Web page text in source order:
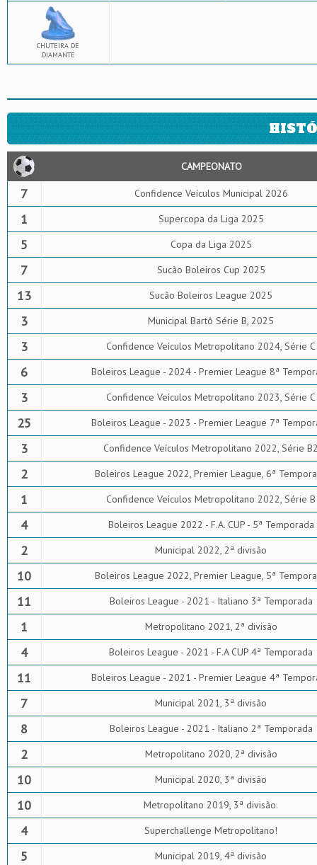
CHUTEIRA DE
DIAMANTE
CAMPEONATO
7 Confidence Veículos Municipal 2026
1 Supercopa da Liga 2025
5 Copa da Liga 2025
7 Sucão Boleiros Cup 2025
13 Sucão Boleiros League 2025
3 Municipal Bartô Série B, 2025
3 Confidence Veículos Metropolitano 2024, Série C
6 Boleiros League - 2024 - Premier League 8ª
3 Confidence Veículos Metropolitano 2023, Série C
25 Boleiros League - 2023 - Premier League 7ª
3 Confidence Veículos Metropolitano 2022, Série
2 Boleiros League 2022, Premier League, 6ª
1 Confidence Veículos Metropolitano 2022, Série B
4 Boleiros League 2022 - F.A. CUP - 5ª Temporada
2 Municipal 2022, 2ª divisão
10 Boleiros League 2022, Premier League, 5ª
11 Boleiros League - 2021 - Italiano 3ª Temporada
1 Metropolitano 2021, 2ª divisão
4 Boleiros League - 2021 - F.A CUP 4ª Temporada
11 Boleiros League - 2021 - Premier League 4ª
7 Municipal 2021, 3ª divisão
8 Boleiros League - 2021 - Italiano 2ª Temporada
2 Metropolitano 2020, 2ª divisão
10 Municipal 2020, 3ª divisão
10 Metropolitano 2019, 3ª divisão.
4 Superchallenge Metropolitano!
5 Municipal 2019, 4ª divisão